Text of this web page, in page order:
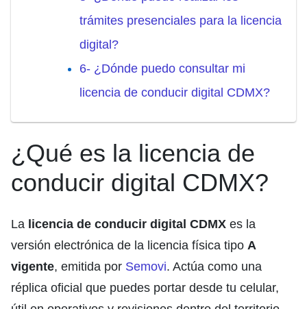
trámites presenciales para la licencia
digital?
6- ¿Dónde puedo consultar mi
licencia de conducir digital CDMX?
¿Qué es la licencia de
conducir digital CDMX?
La licencia de conducir digital CDMX es la
versión electrónica de la licencia física tipo A
vigente, emitida por Semovi. Actúa como una
réplica oficial que puedes portar desde tu celular,